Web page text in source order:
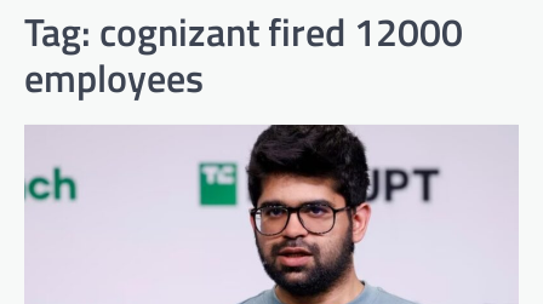
Tag: cognizant fired 12000
employees